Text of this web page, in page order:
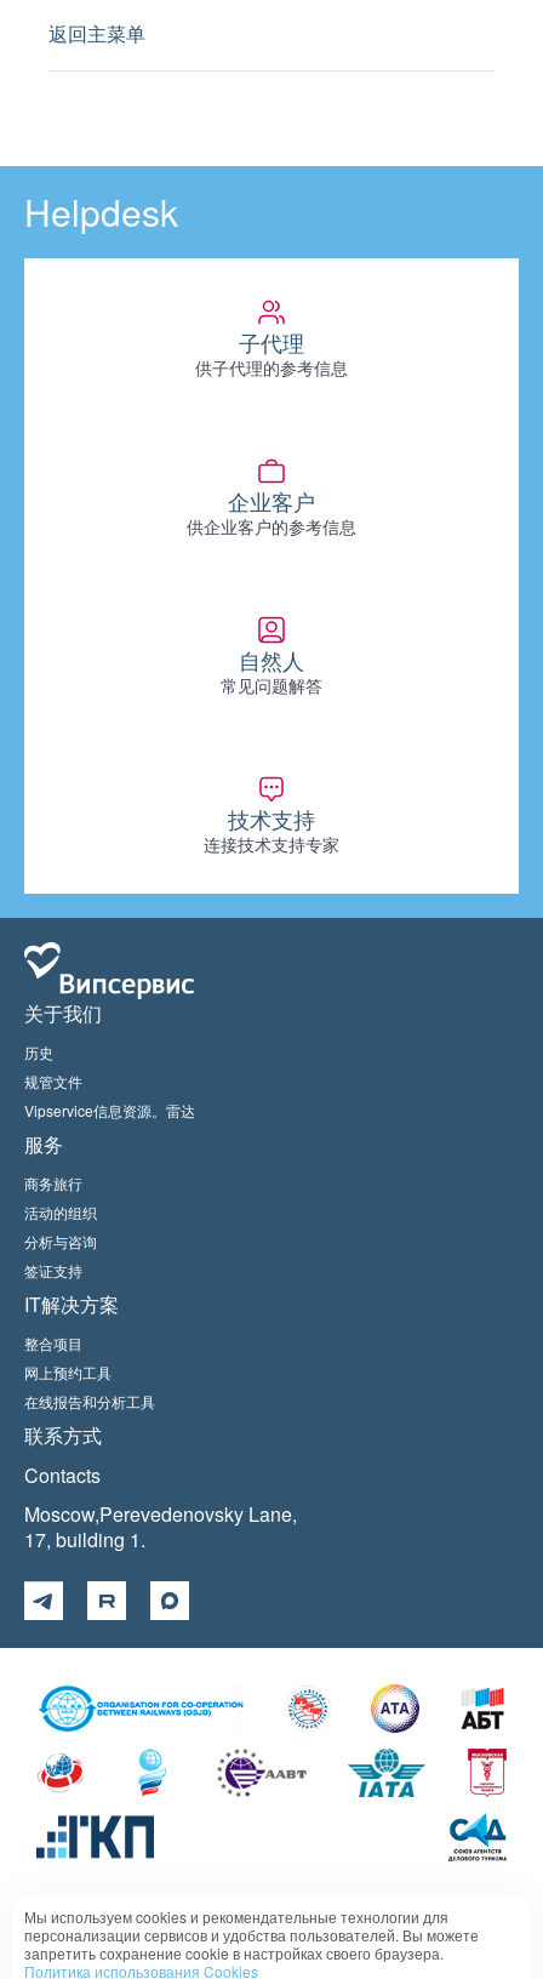
返回主菜单
Helpdesk
子代理
供子代理的参考信息
企业客户
供企业客户的参考信息
自然人
常见问题解答
技术支持
连接技术支持专家
关于我们
历史
规管文件
Vipservice信息资源。雷达
服务
商务旅行
活动的组织
分析与咨询
签证支持
IT解决方案
整合项目
网上预约工具
在线报告和分析工具
联系方式
Contacts
Moscow,Perevedenovsky Lane,
17, building 1.
Политика в отношении обработки персональных данных
Мы используем cookies и рекомендательные технологии для
персонализации сервисов и удобства пользователей. Вы можете
запретить сохранение cookie в настройках своего браузера.
Политика использования Cookies